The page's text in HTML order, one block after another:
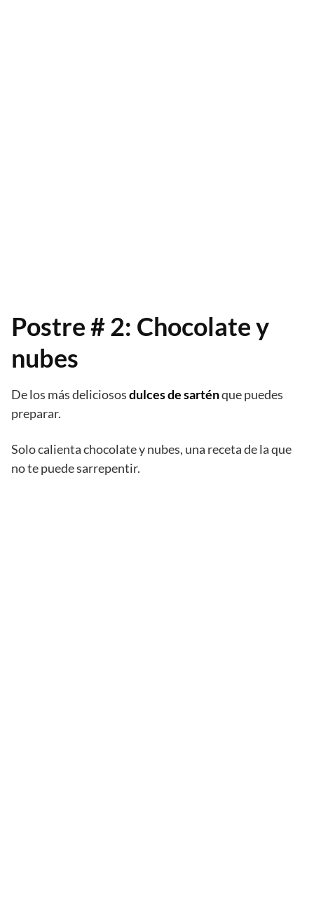
Postre # 2: Chocolate y
nubes
De los más deliciososdulces de sarténque puedes
preparar.
Solo calienta chocolate y nubes, una receta de la que
no te puede sarrepentir.